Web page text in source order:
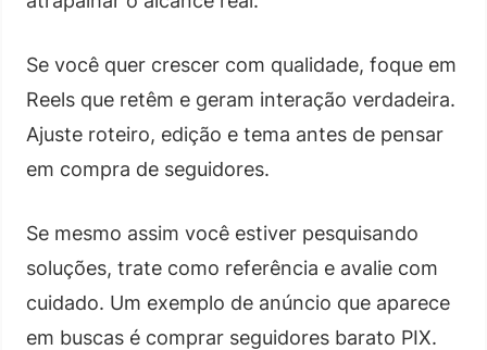
Se você quer crescer com qualidade, foque em
Reels que retêm e geram interação verdadeira.
Ajuste roteiro, edição e tema antes de pensar
em compra de seguidores.
Se mesmo assim você estiver pesquisando
soluções, trate como referência e avalie com
cuidado. Um exemplo de anúncio que aparece
em buscas é comprar seguidores barato PIX.